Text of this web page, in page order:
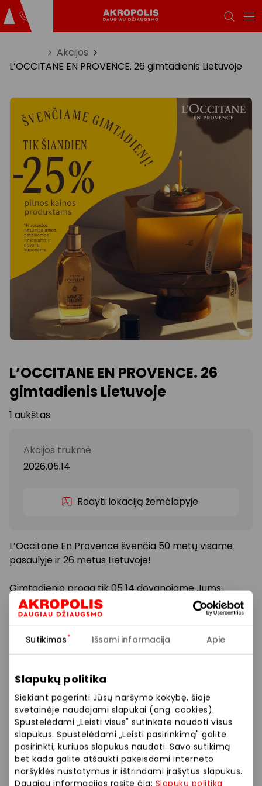
Sutikimas Išsami informacija Apie
Slapukų politika
Siekiant pagerinti Jūsų naršymo kokybę, šioje
svetainėje naudojami slapukai (ang. cookies).
Spustelėdami „Leisti visus" sutinkate naudoti visus
slapukus. Spustelėdami „Leisti pasirinkimą" galite
pasirinkti, kuriuos slapukus naudoti. Savo sutikimą
bet kada galite atšaukti pakeisdami interneto
naršyklės nustatymus ir ištrindami įrašytus slapukus.
Daugiau informacijos rasite čia: Slapukų politika
Akcijos
L’OCCITANE EN PROVENCE. 26 gimtadienis Lietuvoje
L’OCCITANE EN PROVENCE. 26
gimtadienis Lietuvoje
1 aukštas
Akcijos trukmė
2026.05.14
Rodyti lokaciją žemėlapyje
L’Occitane En Provence švenčia 50 metų visame
pasaulyje ir 26 metus Lietuvoje!
Gimtadienio proga tik 05 14 dovanojame Jums:
-25% pilnos kainos prekėms.
kainos produktams su lojalumo kortele. Dovanų
kuponams ir rinkiniams nuolaida netaikoma.
Prekybos ir pramogų centre „AKROPOLIS“
veikiančios parduotuvės ir paslaugų teikėjai
savarankiškai nustato taikomas nuolaidas, jų
dydžius bei kitas aktualias sąlygas.
Stengiamės kuo tiksliau pateikti aktualią
informaciją, tačiau, jei kyla neatitikimų tarp mūsų